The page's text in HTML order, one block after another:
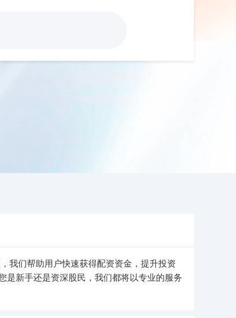
平台
我们帮助用户快速获得配资资金，提升投资
是新手还是资深股民，我们都将以专业的服务